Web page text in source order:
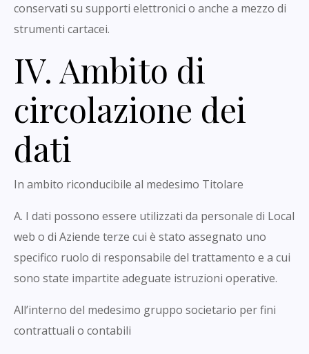
conservati su supporti elettronici o anche a mezzo di
strumenti cartacei.
IV. Ambito di
circolazione dei
dati
In ambito riconducibile al medesimo Titolare
A. I dati possono essere utilizzati da personale di Local
web o di Aziende terze cui è stato assegnato uno
specifico ruolo di responsabile del trattamento e a cui
sono state impartite adeguate istruzioni operative.
All’interno del medesimo gruppo societario per fini
contrattuali o contabili